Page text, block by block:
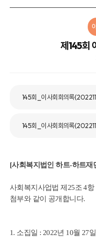
제145회
145회_이사회회의록
145회_이사회회의록
[사회복지법인 하트-하트재
사회복지사업법 제25조 4
첨부와 같이 공개합니다.
1. 소집일 : 2022년 10월 27